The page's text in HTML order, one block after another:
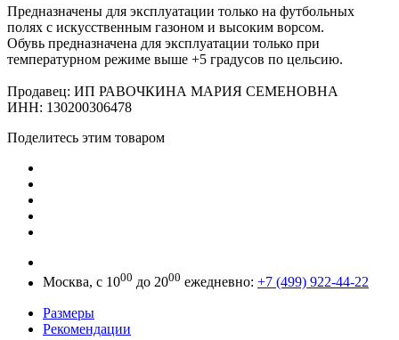
Предназначены для эксплуатации только на футбольных
полях с искусственным газоном и высоким ворсом.
Обувь предназначена для эксплуатации только при
температурном режиме выше +5 градусов по цельсию.
Продавец: ИП РАВОЧКИНА МАРИЯ СЕМЕНОВНА
ИНН: 130200306478
Поделитесь этим товаром
Москва, с 1000 до 2000 ежедневно: +7 (499) 922-44-22
Размеры
Рекомендации